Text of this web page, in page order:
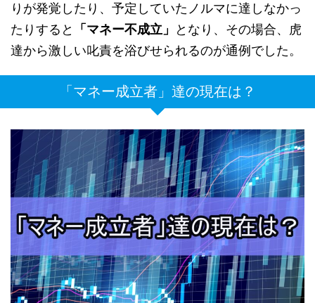
りが発覚したり、予定していたノルマに達しなかっ
たりすると
「マネー不成立」
となり、その場合、虎
達から激しい叱責を浴びせられるのが通例でした。
「マネー成立者」達の現在は？